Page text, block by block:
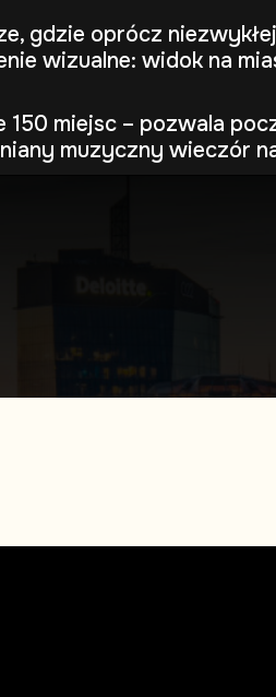
gdzie oprócz
wizualne: widok na
150 miejsc – pozwala
muzyczny wieczór